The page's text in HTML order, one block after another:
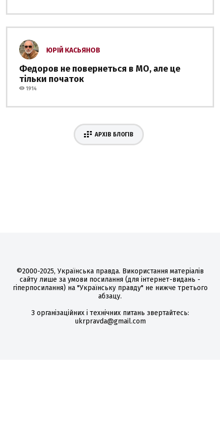
ЮРІЙ КАСЬЯНОВ
Федоров не повернеться в МО, але це
тільки початок
1914
АРХІВ БЛОГІВ
©2000-2025, Українська правда. Використання матеріалів
сайту лише за умови посилання (для інтернет-видань -
гіперпосилання) на "Українську правду" не нижче третього
абзацу.
З організаційних і технічних питань звертайтесь:
ukrpravda@gmail.com